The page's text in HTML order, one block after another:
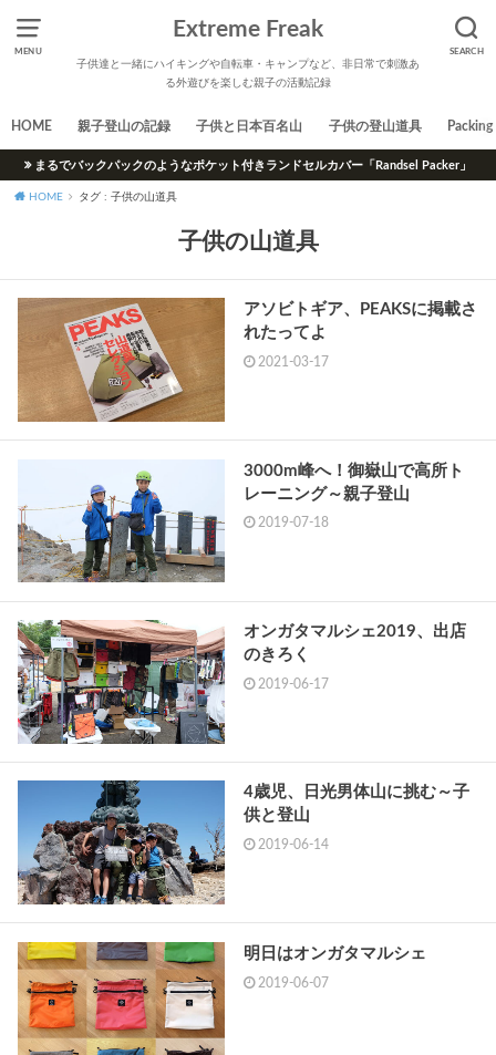
MENU SEARCH
Extreme Freak
子供達と一緒にハイキングや自転車・キャンプなど、非日常で刺激あ
る外遊びを楽しむ親子の活動記録
HOME 親子登山の記録 子供と日本百名山 子供の登山道具 Packing
まるでバックパックのようなポケット付きランドセルカバー「Randsel Packer」
HOME タグ : 子供の山道具
子供の山道具
アソビトギア、PEAKSに掲載さ
れたってよ
2021-03-17
3000m峰へ！御嶽山で高所ト
レーニング～親子登山
2019-07-18
オンガタマルシェ2019、出店
のきろく
2019-06-17
4歳児、日光男体山に挑む～子
供と登山
2019-06-14
明日はオンガタマルシェ
2019-06-07